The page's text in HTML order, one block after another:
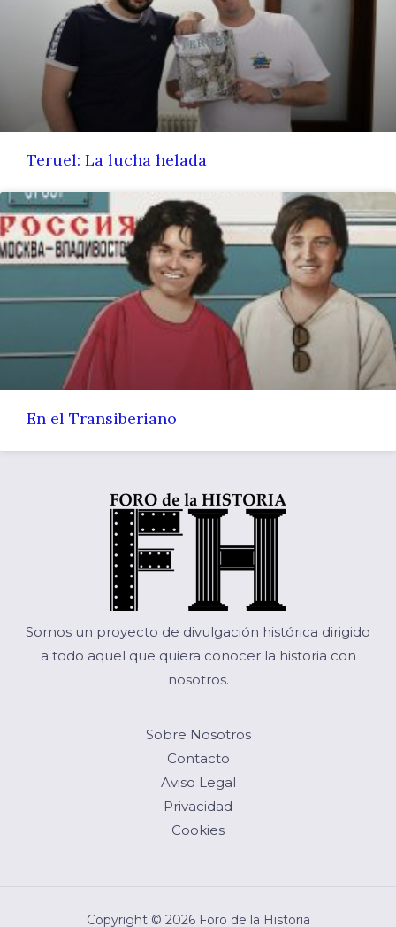
Teruel: La lucha helada
En el Transiberiano
Somos un proyecto de divulgación histórica dirigido
a todo aquel que quiera conocer la historia con
nosotros.
Sobre Nosotros
Contacto
Aviso Legal
Privacidad
Cookies
Copyright © 2026 Foro de la Historia